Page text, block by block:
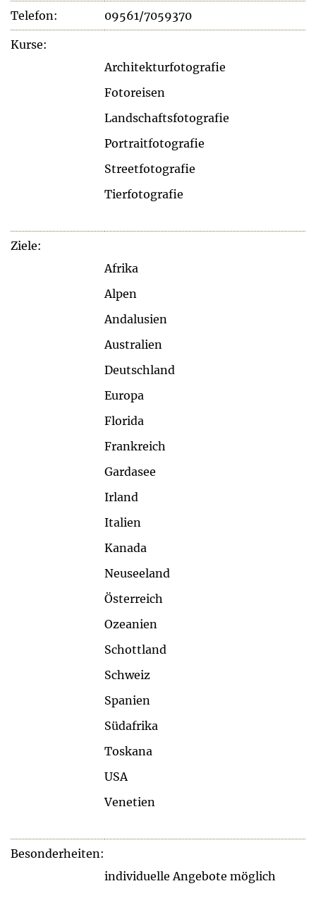
Telefon: 09561/7059370
Kurse:
Architekturfotografie
Fotoreisen
Landschaftsfotografie
Portraitfotografie
Streetfotografie
Tierfotografie
Ziele:
Afrika
Alpen
Andalusien
Australien
Deutschland
Europa
Florida
Frankreich
Gardasee
Irland
Italien
Kanada
Neuseeland
Österreich
Ozeanien
Schottland
Schweiz
Spanien
Südafrika
Toskana
USA
Venetien
Besonderheiten:
individuelle Angebote möglich